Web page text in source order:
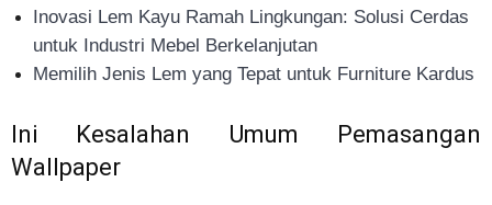
Inovasi Lem Kayu Ramah Lingkungan: Solusi Cerdas
untuk Industri Mebel Berkelanjutan
Memilih Jenis Lem yang Tepat untuk Furniture Kardus
Ini Kesalahan Umum Pemasangan
Wallpaper